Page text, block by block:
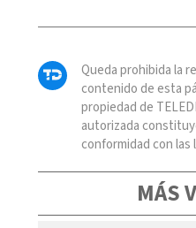
Queda prohibida la
contenido de esta
propiedad de
autorizada
conformidad con las
MÁS